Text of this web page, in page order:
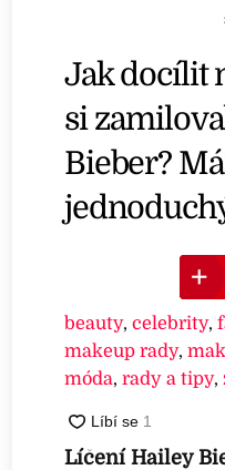
Jak docílit
si
Bieber?
beauty,celebrity,
makeup rady,
móda,rady a tipy,
Líčení Hailey